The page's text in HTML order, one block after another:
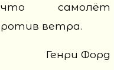
самолёт
ветра.
Генри Форд